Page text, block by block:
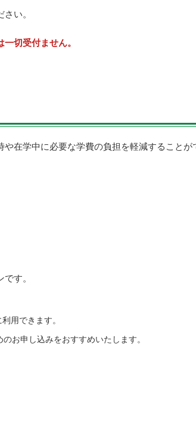
い。
切受付ません。
在学中に必要な学費の負担を軽減することが
す。
用できます。
お申し込みをおすすめいたします。